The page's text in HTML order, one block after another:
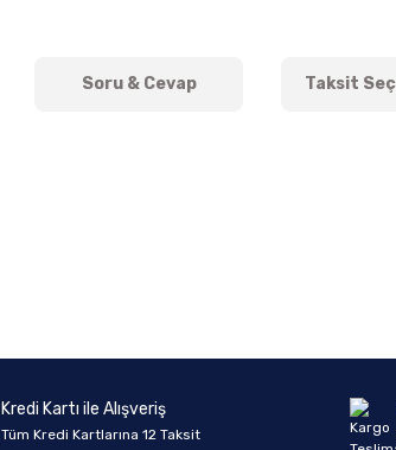
Soru & Cevap Taksit
Kredi Kartı ile Alışveriş
Tüm Kredi Kartlarına 12 Taksit